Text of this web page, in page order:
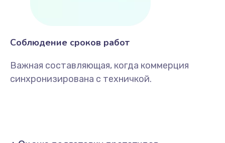
Соблюдение сроков работ
Важная составляющая, когда коммерция
синхронизирована с техничкой.